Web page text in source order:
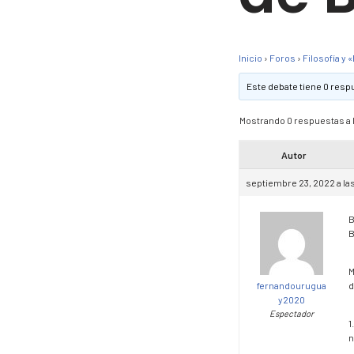
Inicio › Foros › Filosofía y
Este debate tiene 0
Mostrando 0 respuestas a
Autor
septiembre 23, 2022 a
fernandourugua
y2020
Espectador